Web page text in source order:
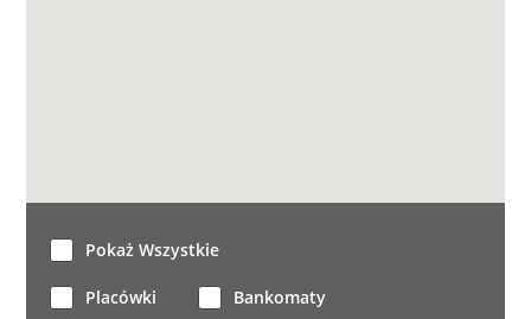
Pokaż Wszystkie
Placówki Bankomaty